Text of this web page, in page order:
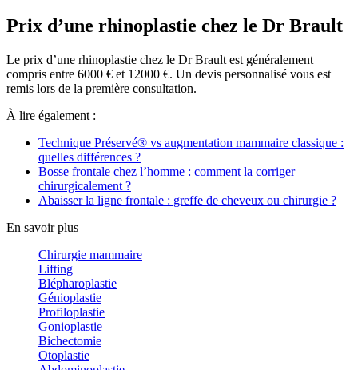
Prix d’une rhinoplastie chez le Dr Brault
Le prix d’une rhinoplastie chez le Dr Brault est généralement
compris entre 6000 € et 12000 €. Un devis personnalisé vous est
remis lors de la première consultation.
À lire également :
Technique Préservé® vs augmentation mammaire classique :
quelles différences ?
Bosse frontale chez l’homme : comment la corriger
chirurgicalement ?
Abaisser la ligne frontale : greffe de cheveux ou chirurgie ?
En savoir plus
Chirurgie mammaire
Lifting
Blépharoplastie
Génioplastie
Profiloplastie
Gonioplastie
Bichectomie
Otoplastie